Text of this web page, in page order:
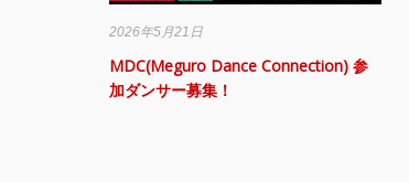
2026年5月21日
MDC(Meguro Dance Connection) 参
加ダンサー募集！